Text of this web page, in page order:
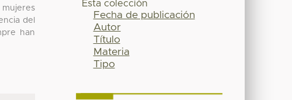
del
han
Esta colección
Fecha de publicación
Autor
Título
Materia
Tipo